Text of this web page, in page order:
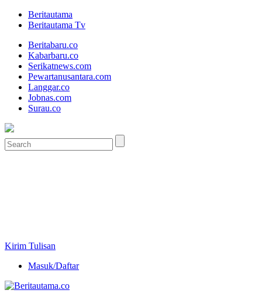
Beritautama
Beritautama Tv
Beritabaru.co
Kabarbaru.co
Serikatnews.com
Pewartanusantara.com
Langgar.co
Jobnas.com
Surau.co
Kirim Tulisan
Masuk/Daftar